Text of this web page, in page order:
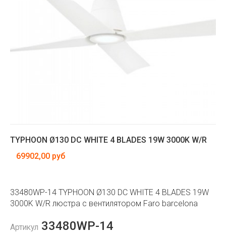
TYPHOON Ø130 DC WHITE 4 BLADES 19W 3000K W/R
69902,00 руб
33480WP-14 TYPHOON Ø130 DC WHITE 4 BLADES 19W
3000K W/R люстра с вентилятором Faro barcelona
Артикул 33480WP-14